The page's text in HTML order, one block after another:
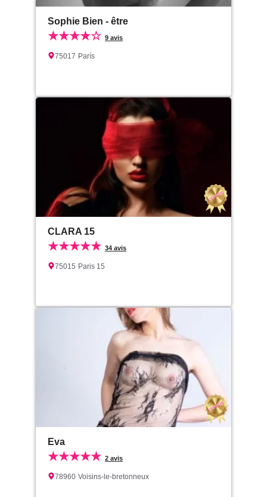
Sophie Bien - être
★★★★☆9 avis
75017 París
CLARA 15
★★★★★34 avis
75015 Paris 15
Eva
★★★★★2 avis
78960 Voisins-le-bretonneux